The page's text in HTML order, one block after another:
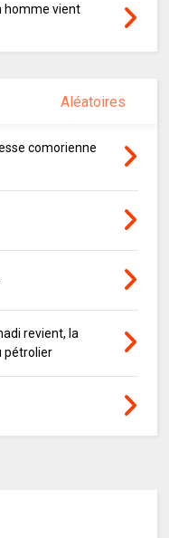
homme vient
Aléatoires
comorienne
revient, la
pétrolier